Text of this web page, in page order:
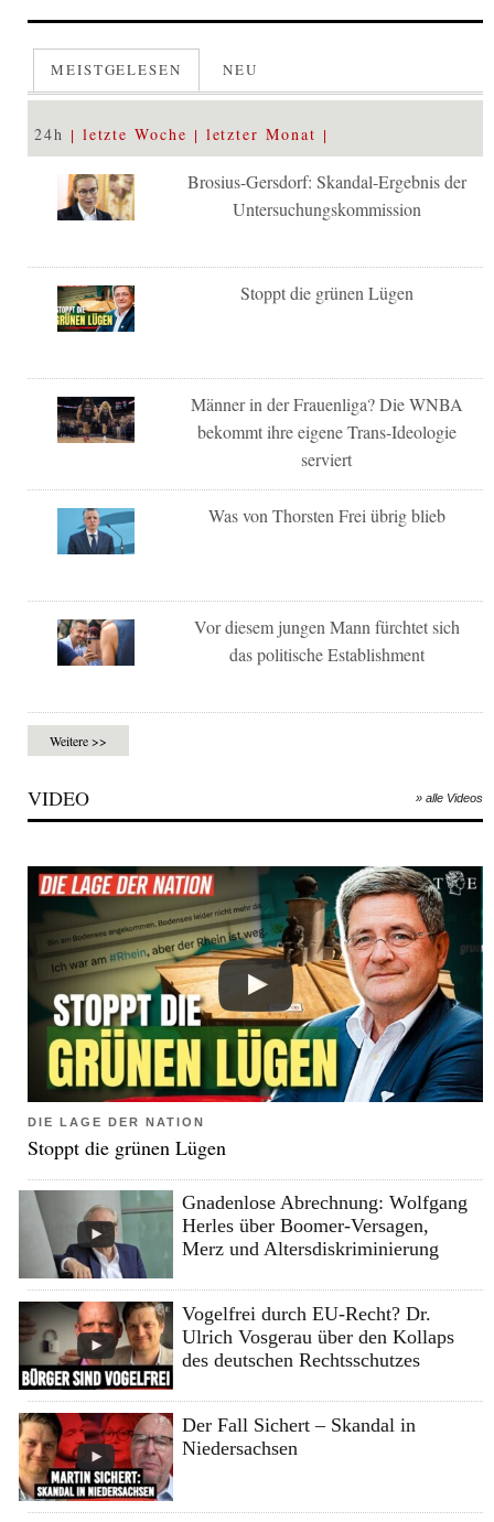
MEISTGELESEN NEU
24h letzte Woche letzter Monat
Brosius-Gersdorf: Skandal-Ergebnis der
Untersuchungskommission
Stoppt die grünen Lügen
Männer in der Frauenliga? Die WNBA
bekommt ihre eigene Trans-Ideologie
serviert
Was von Thorsten Frei übrig blieb
Vor diesem jungen Mann fürchtet sich
das politische Establishment
Weitere >>
VIDEO » alle Videos
DIE LAGE DER NATION
Stoppt die grünen Lügen
Gnadenlose Abrechnung: Wolfgang
Herles über Boomer-Versagen,
Merz und Altersdiskriminierung
Vogelfrei durch EU-Recht? Dr.
Ulrich Vosgerau über den Kollaps
des deutschen Rechtsschutzes
Der Fall Sichert – Skandal in
Niedersachsen